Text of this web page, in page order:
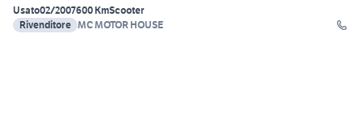
Usato02/2007600 KmScooter
Rivenditore MC MOTOR HOUSE